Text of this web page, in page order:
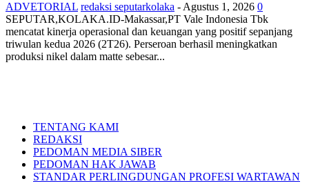
ADVETORIAL redaksi seputarkolaka - Agustus 1, 2026 0
SEPUTAR,KOLAKA.ID-Makassar,PT Vale Indonesia Tbk
mencatat kinerja operasional dan keuangan yang positif sepanjang
triwulan kedua 2026 (2T26). Perseroan berhasil meningkatkan
produksi nikel dalam matte sebesar...
TENTANG KAMI
REDAKSI
PEDOMAN MEDIA SIBER
PEDOMAN HAK JAWAB
STANDAR PERLINGDUNGAN PROFESI WARTAWAN